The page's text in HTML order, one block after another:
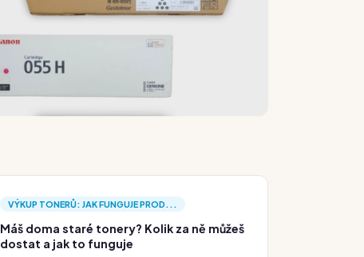
VÝKUP TONERŮ: JAK FUNGUJE PROD...
Máš doma staré tonery? Kolik za ně můžeš
dostat a jak to funguje